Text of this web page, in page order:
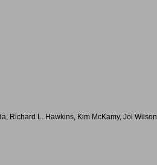
Richard L. Hawkins, Kim McKamy, Joi Wilson